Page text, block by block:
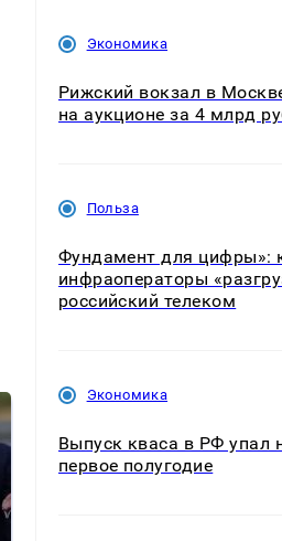
Экономика
Рижский вокзал в
на аукционе за 4 млрд
Польза
Фундамент для цифры»:
инфраоператоры
российский телеком
Экономика
Выпуск кваса в РФ упал
первое полугодие